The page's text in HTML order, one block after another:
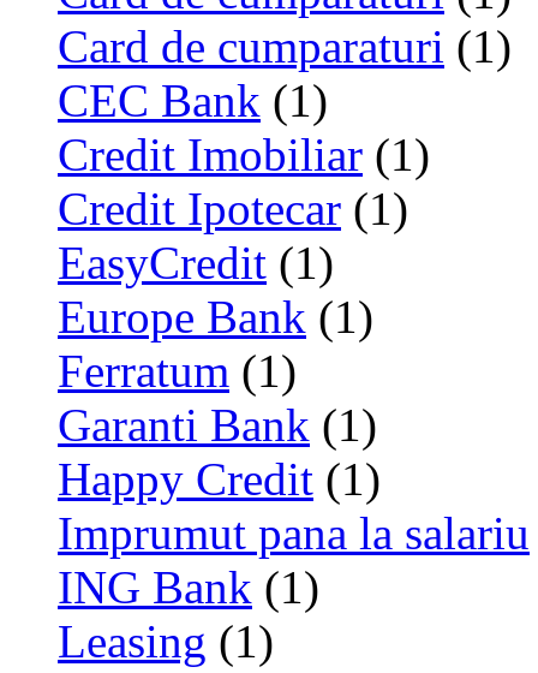
Card de cumparaturi (1)
CEC Bank (1)
Credit Imobiliar (1)
Credit Ipotecar (1)
EasyCredit (1)
Europe Bank (1)
Ferratum (1)
Garanti Bank (1)
Happy Credit (1)
Imprumut pana la salariu
ING Bank (1)
Leasing (1)